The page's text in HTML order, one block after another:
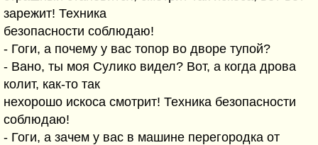
зарежит! Техника
безопасности соблюдаю!
- Гоги, а почему у вас топор во дворе тупой?
- Вано, ты моя Сулико видел? Вот, а когда дрова
колит, как-то так
нехорошо искоса смотрит! Техника безопасности
соблюдаю!
- Гоги, а зачем у вас в машине перегородка от